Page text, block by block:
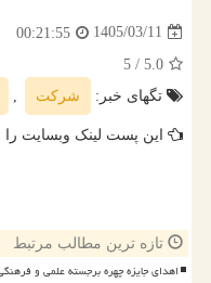
1405/03/11
00:21:55
5.0
/ 5
تگهای خبر:
شركت
این پست لینک وبسایت را
تازه ترین مطالب مرتبط
اهدای جایزه چهره برجسته علمی و